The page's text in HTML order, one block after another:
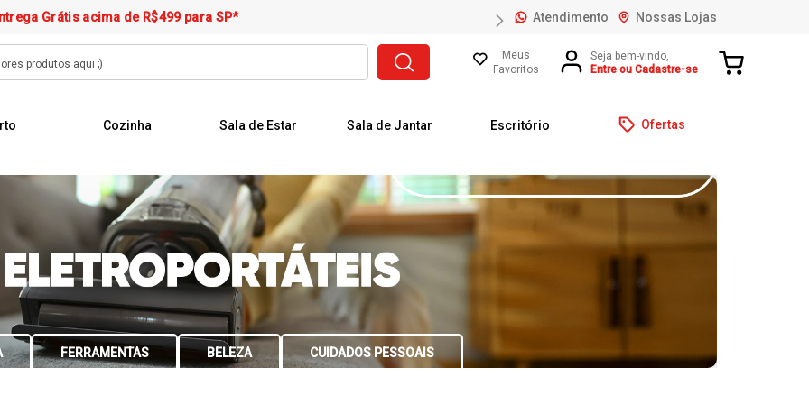
Grátis acima de R$499 para SP* Atendimento Nossas Lojas
Meus
Favoritos
Entre ou Cadastre-se
Cozinha Sala de Estar Sala de Jantar Escritório Ofertas
FERRAMENTAS BELEZA CUIDADOS PESSOAIS